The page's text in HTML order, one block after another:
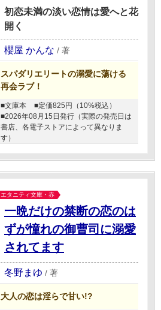
初恋未満の淡い恋情は愛へと花
開く
櫻屋 かんな / 著
スパダリエリートの溺愛に蕩ける
再会ラブ！
■文庫本
■定価825円（10%税込）
■2026年08月15日発行（実際の発売日は
書店、各電子ストアによって異なりま
す）
エタニティ文庫・赤
一晩だけの禁断の恋のは
ずが憧れの御曹司に溺愛
されてます
冬野まゆ / 著
大人の恋は淫らで甘い!?